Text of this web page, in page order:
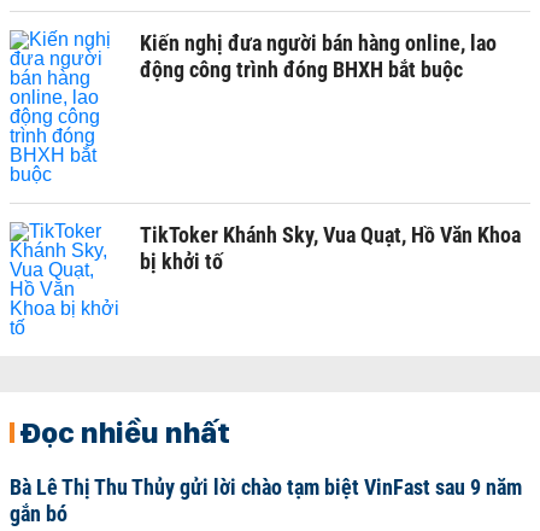
Kiến nghị đưa người bán hàng online, lao
động công trình đóng BHXH bắt buộc
TikToker Khánh Sky, Vua Quạt, Hồ Văn Khoa
bị khởi tố
Đọc nhiều nhất
Bà Lê Thị Thu Thủy gửi lời chào tạm biệt VinFast sau 9 năm
gắn bó